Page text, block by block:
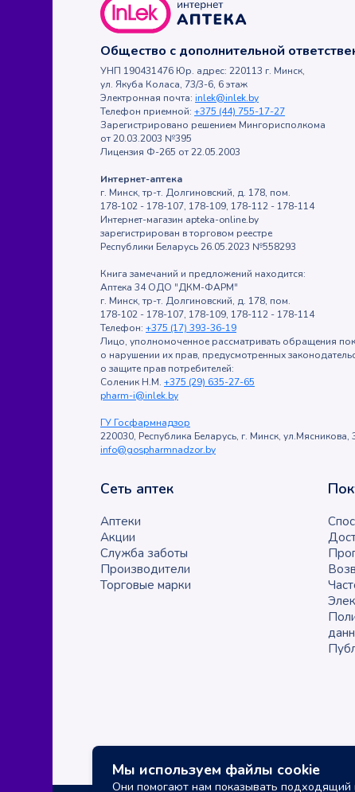
Мы используем файлы cookie
Они помогают нам показывать подходящий
Общество с дополнительной
УНП 190431476 Юр. адрес: 220113 г. Минск,
ул. Якуба Коласа, 73/3-6, 6 этаж
Электронная почта: inlek@inlek.by
Телефон приемной: +375 (44) 755-17-27
Зарегистрировано решением Мингорисполкома
от 20.03.2003 №395
Лицензия Ф-265 от 22.05.2003
Интернет-аптека
г. Минск, тр-т. Долгиновский, д. 178, пом.
178-102 - 178-107, 178-109, 178-112 - 178-114
Интернет-магазин apteka-online.by
зарегистрирован в торговом реестре
Республики Беларусь 26.05.2023 №558293
Книга замечаний и предложений находится:
Аптека 34 ОДО "ДКМ-ФАРМ"
г. Минск, тр-т. Долгиновский, д. 178, пом.
178-102 - 178-107, 178-109, 178-112 - 178-114
Телефон: +375 (17) 393-36-19
Лицо, уполномоченное рассматривать обращения
о нарушении их прав, предусмотренных
о защите прав потребителей:
Соленик Н.М. +375 (29) 635-27-65
pharm-i@inlek.by
ГУ Госфармнадзор
220030, Республика Беларусь, г. Минск,
info@gospharmnadzor.by
Сеть аптек
Аптеки
Акции
Служба заботы
Производители
Торговые марки